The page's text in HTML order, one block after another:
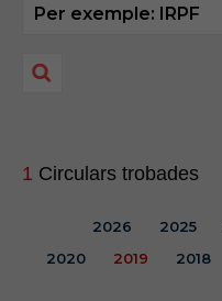
1 Circulars trobades
2026 2025
2020
2019 2018